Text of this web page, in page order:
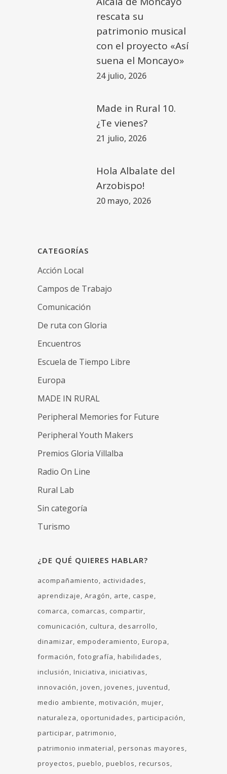
rescata su
patrimonio musical
con el proyecto «Así
suena el Moncayo»
24 julio, 2026
Made in Rural 10.
¿Te vienes?
21 julio, 2026
Hola Albalate del
Arzobispo!
20 mayo, 2026
CATEGORÍAS
Acción Local
Campos de Trabajo
Comunicación
De ruta con Gloria
Encuentros
Escuela de Tiempo Libre
Europa
MADE IN RURAL
Peripheral Memories for Future
Peripheral Youth Makers
Premios Gloria Villalba
Radio On Line
Rural Lab
Sin categoría
Turismo
¿DE QUÉ QUIERES HABLAR?
acompañamiento
actividades
aprendizaje Aragón arte
caspe
comarca
comarcas
compartir
comunicación
cultura
desarrollo
dinamizar empoderamiento Europa
formación fotografía habilidades
inclusión Iniciativa iniciativas
innovación joven jovenes juventud
medio ambiente motivación mujer
naturaleza
oportunidades participación
participar patrimonio
patrimonio inmaterial personas mayores
proyectos pueblo pueblos recursos